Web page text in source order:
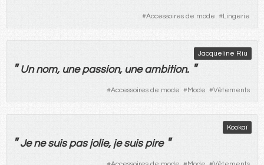
#Accessoires de mode #Lingerie
Jacqueline Riu
" Un nom, une passion, une ambition. "
#Accessoires de mode #Mode #Vêtements
Kookaï
" Je ne suis pas jolie, je suis pire "